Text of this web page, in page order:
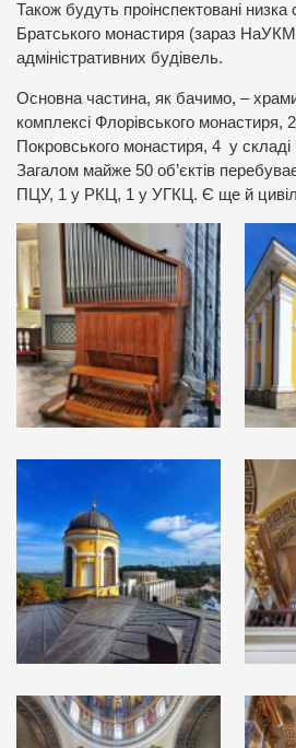
Також будуть проінспектовані
Братського монастиря (зараз
адміністративних будівель.
Основна частина, як бачимо, –
комплексі Флорівського монастиря,
Покровського монастиря, 4 у складі
Загалом майже 50 об’єктів
ПЦУ, 1 у РКЦ, 1 у УГКЦ. Є ще й